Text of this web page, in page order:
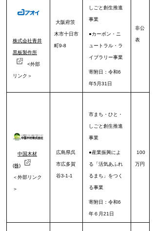
株式会社青井
黒板製作所
<外部
リンク＞
大阪府茨
木市十日市
町9-8
しごと創生推進
事業
●カーボン・ニ
ュートラル・ラ
イブラリー事業
寄附日：令和6
年5月31日
非公
表
中国木材
(株)
＜外部リンク
＞
広島県呉
市広多賀
谷3-1-1
市まち・ひと・
しごと創生推進
事業
●産業振興によ
る「活気あふれ
るまち」をつく
る事業
寄附日：令和6
年６月21日
100
万円